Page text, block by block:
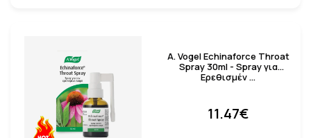
A. Vogel Echinaforce Throat
Spray 30ml - Spray για
Ερεθισμέν …
11.47€